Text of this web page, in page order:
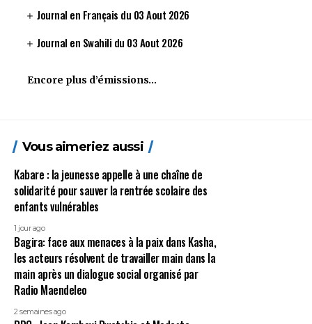
Journal en Français du 03 Aout 2026
Journal en Swahili du 03 Aout 2026
Encore plus d’émissions…
Vous aimeriez aussi
Kabare : la jeunesse appelle à une chaîne de
solidarité pour sauver la rentrée scolaire des
enfants vulnérables
1 jour ago
Bagira: face aux menaces à la paix dans Kasha,
les acteurs résolvent de travailler main dans la
main après un dialogue social organisé par
Radio Maendeleo
2 semaines ago